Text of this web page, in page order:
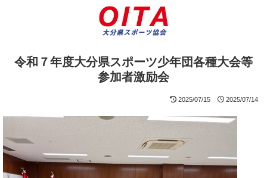
令和７年度大分県スポーツ少年団各種大会等
参加者激励会
2025/07/15 2025/07/14